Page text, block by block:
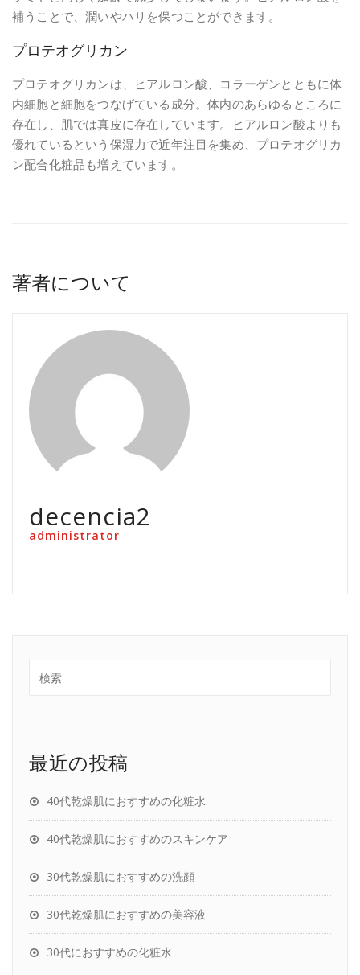
補うことで、潤いやハリを保つことができます。
プロテオグリカン
プロテオグリカンは、ヒアルロン酸、コラーゲンとともに体
内細胞と細胞をつなげている成分。体内のあらゆるところに
存在し、肌では真皮に存在しています。ヒアルロン酸よりも
優れているという保湿力で近年注目を集め、プロテオグリカ
ン配合化粧品も増えています。
著者について
decencia2
administrator
最近の投稿
40代乾燥肌におすすめの化粧水
40代乾燥肌におすすめのスキンケア
30代乾燥肌におすすめの洗顔
30代乾燥肌におすすめの美容液
30代におすすめの化粧水